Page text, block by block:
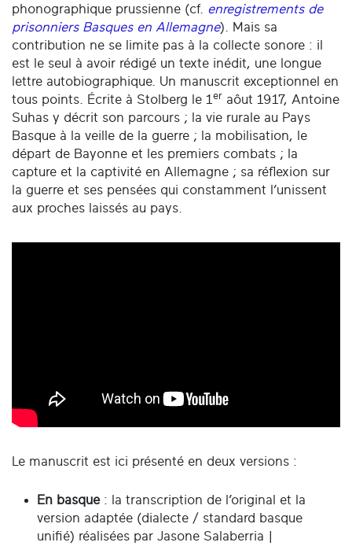
phonographique prussienne (cf. enregistrements de
prisonniers Basques en Allemagne). Mais sa
contribution ne se limite pas à la collecte sonore : il
est le seul à avoir rédigé un texte inédit, une longue
lettre autobiographique. Un manuscrit exceptionnel en
tous points. Écrite à Stolberg le 1 er aôut 1917, Antoine
Suhas y décrit son parcours ; la vie rurale au Pays
Basque à la veille de la guerre ; la mobilisation, le
départ de Bayonne et les premiers combats ; la
capture et la captivité en Allemagne ; sa réflexion sur
la guerre et ses pensées qui constamment l’unissent
aux proches laissés au pays.
Le manuscrit est ici présenté en deux versions :
En basque : la transcription de l’original et la
version adaptée (dialecte / standard basque
unifié) réalisées par Jasone Salaberria |